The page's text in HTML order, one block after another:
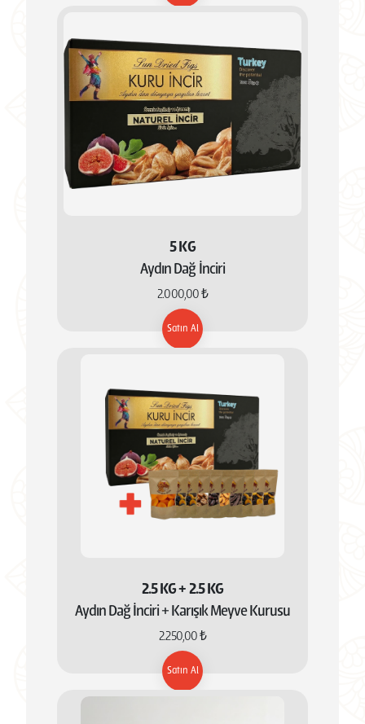
5 KG
Aydın Dağ İnciri
2.000,00 ₺
Satın Al
2.5 KG + 2.5 KG
Aydın Dağ İnciri + Karışık Meyve Kurusu
2.250,00 ₺
Satın Al